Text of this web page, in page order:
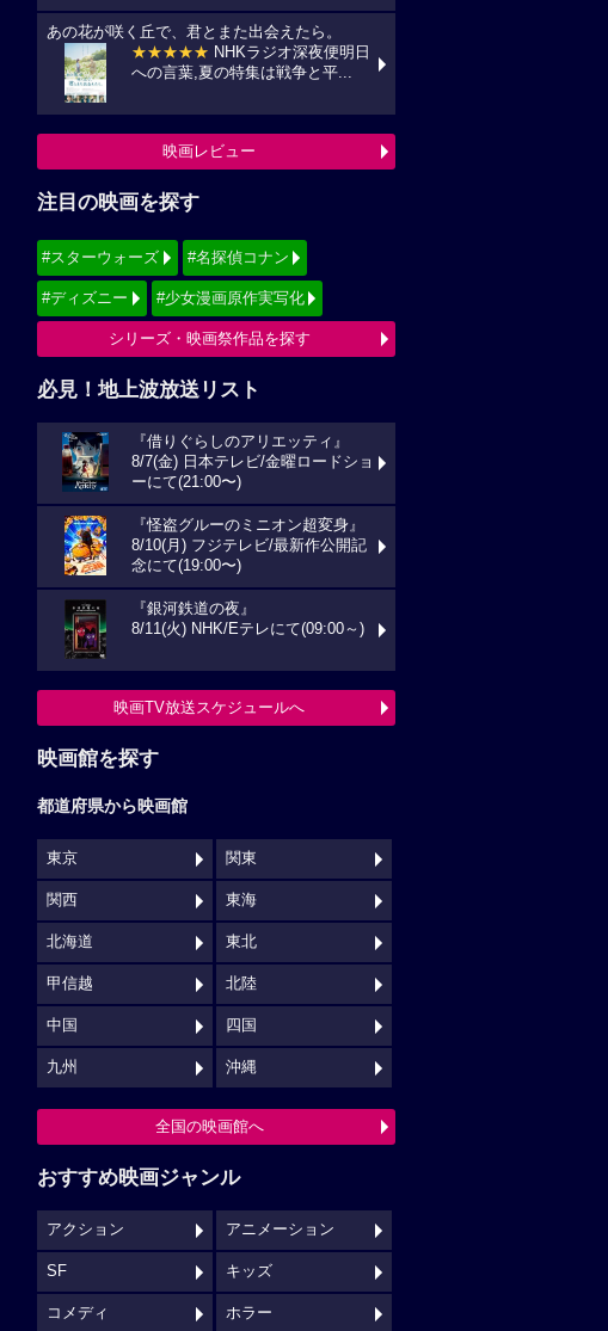
あの花が咲く丘で、君とまた出会えたら。
★★★★★ NHKラジオ深夜便明日
への言葉,夏の特集は戦争と平...
映画レビュー
注目の映画を探す
#スターウォーズ #名探偵コナン
#ディズニー #少女漫画原作実写化
シリーズ・映画祭作品を探す
必見！地上波放送リスト
『借りぐらしのアリエッティ』
8/7(金) 日本テレビ/金曜ロードショ
ーにて(21:00〜)
『怪盗グルーのミニオン超変身』
8/10(月) フジテレビ/最新作公開記
念にて(19:00〜)
『銀河鉄道の夜』
8/11(火) NHK/Eテレにて(09:00～)
映画TV放送スケジュールへ
映画館を探す
都道府県から映画館
東京 関東
関西 東海
北海道 東北
甲信越 北陸
中国 四国
九州 沖縄
全国の映画館へ
おすすめ映画ジャンル
アクション アニメーション
SF キッズ
コメディ ホラー